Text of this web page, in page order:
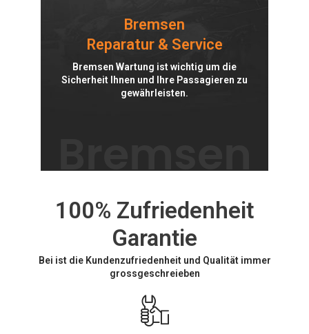
Bremsen
Reparatur & Service
Bremsen Wartung ist wichtig um die
Sicherheit Ihnen und Ihre Passagieren zu
gewährleisten.
100% Zufriedenheit
Garantie
Bei ist die Kundenzufriedenheit und Qualität immer
grossgeschreieben